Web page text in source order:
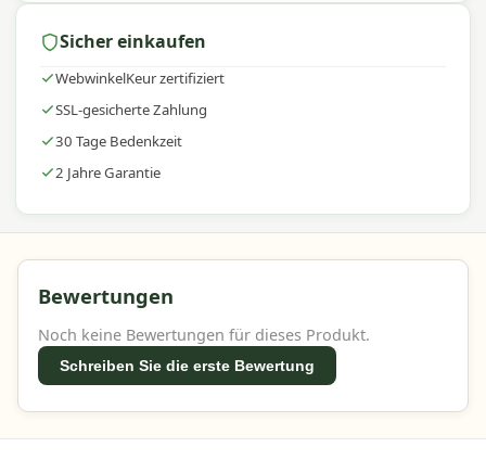
Sicher einkaufen
WebwinkelKeur zertifiziert
SSL-gesicherte Zahlung
30 Tage Bedenkzeit
2 Jahre Garantie
Bewertungen
Noch keine Bewertungen für dieses Produkt.
Schreiben Sie die erste Bewertung